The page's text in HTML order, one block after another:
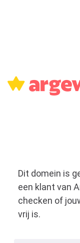
Dit domein is
een klant van
checken of
vrij is.